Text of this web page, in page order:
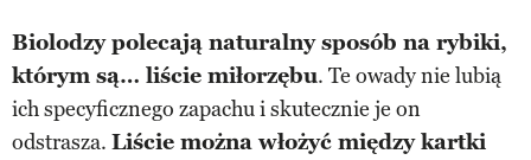
Biolodzy polecają naturalny sposób na rybiki,
którym są… liście miłorzębu. Te owady nie lubią
ich specyficznego zapachu i skutecznie je on
odstrasza. Liście można włożyć między kartki